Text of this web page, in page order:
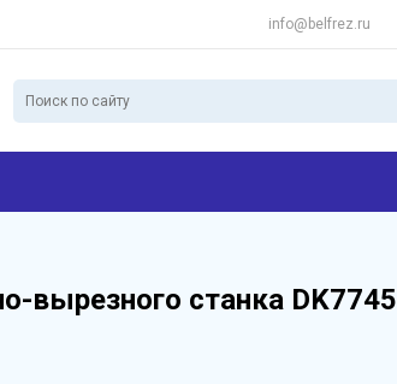
info@belfrez.ru
вырезного станка DK7745